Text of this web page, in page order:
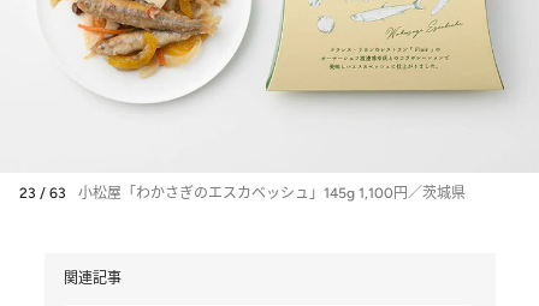
23 / 63 小松屋「わかさぎのエスカベッシュ」145g 1,100円／茨城県
関連記事